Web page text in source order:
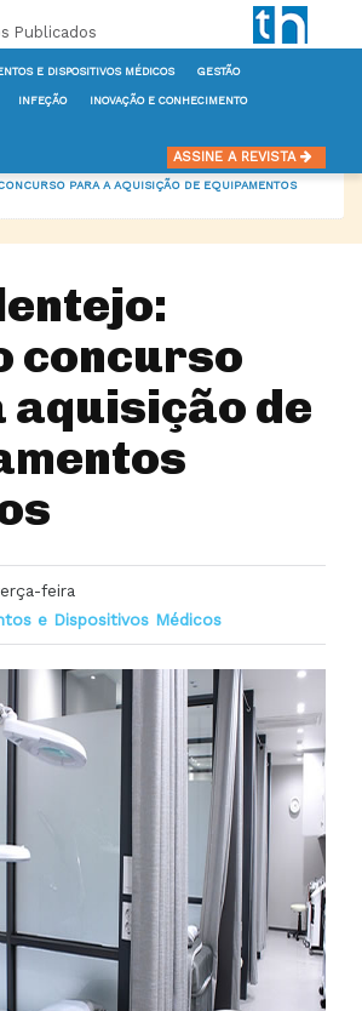
Publicados
E DISPOSITIVOS MÉDICOS GESTÃO
INFEÇÃO INOVAÇÃO E CONHECIMENTO
ASSINE A REVISTA
E DISPOSITIVOS MÉDICOS
PARA A AQUISIÇÃO DE EQUIPAMENTOS
concurso
aquisição de
feira
e Dispositivos Médicos